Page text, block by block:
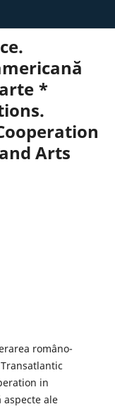
*
Arts
româno-
in
aspecte ale